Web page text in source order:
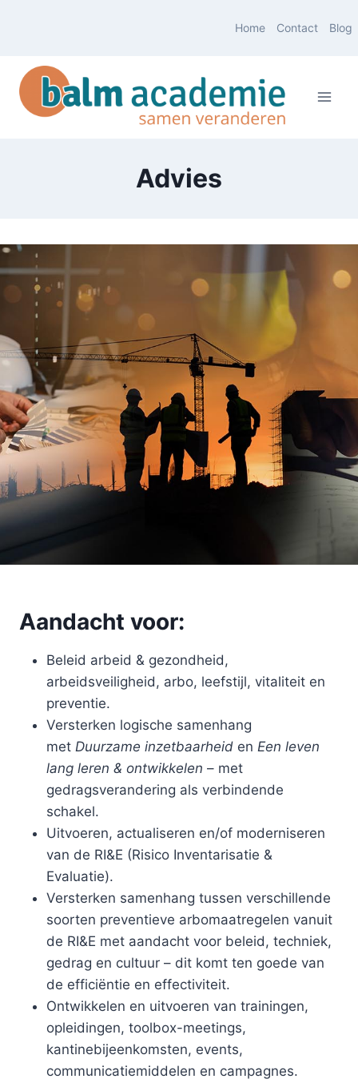
Home Contact Blog
Advies
Aandacht voor:
Beleid arbeid & gezondheid,
arbeidsveiligheid, arbo, leefstijl, vitaliteit en
preventie.
Versterken logische samenhang
met Duurzame inzetbaarheid en Een leven
lang leren & ontwikkelen – met
gedragsverandering als verbindende
schakel.
Uitvoeren, actualiseren en/of moderniseren
van de RI&E (Risico Inventarisatie &
Evaluatie).
Versterken samenhang tussen verschillende
soorten preventieve arbomaatregelen vanuit
de RI&E met aandacht voor beleid, techniek,
gedrag en cultuur – dit komt ten goede van
de efficiëntie en effectiviteit.
Ontwikkelen en uitvoeren van trainingen,
opleidingen, toolbox-meetings,
kantinebijeenkomsten, events,
communicatiemiddelen en campagnes.